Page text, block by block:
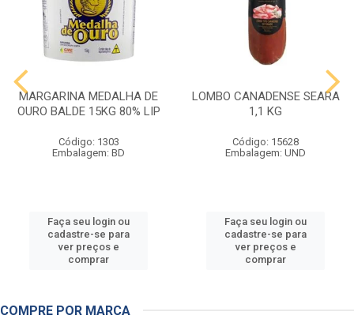
MARGARINA MEDALHA DE
OURO BALDE 15KG 80% LIP
Código: 1303
Embalagem: BD
Faça seu login ou
cadastre-se para
ver preços e
comprar
LOMBO CANADENSE SEARA
1,1 KG
Código: 15628
Embalagem: UND
Faça seu login ou
cadastre-se para
ver preços e
comprar
COMPRE POR MARCA